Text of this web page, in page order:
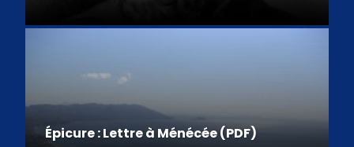
Épicure : Lettre à Ménécée (PDF)